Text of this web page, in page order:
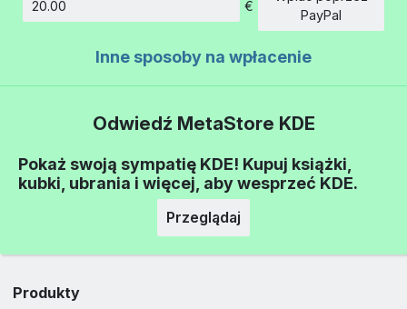
€
PayPal
Inne sposoby na wpłacenie
Odwiedź MetaStore KDE
Pokaż swoją sympatię KDE! Kupuj książki,
kubki, ubrania i więcej, aby wesprzeć KDE.
Przeglądaj
Produkty